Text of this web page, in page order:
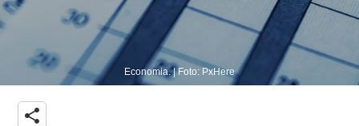
Economia. | Foto: PxHere
share